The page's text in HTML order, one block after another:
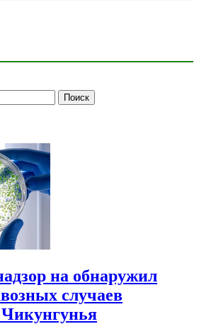
на обнаружил
случаев